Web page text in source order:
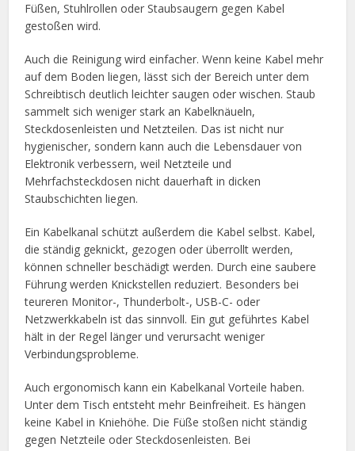
Füßen, Stuhlrollen oder Staubsaugern gegen Kabel
gestoßen wird.
Auch die Reinigung wird einfacher. Wenn keine Kabel mehr
auf dem Boden liegen, lässt sich der Bereich unter dem
Schreibtisch deutlich leichter saugen oder wischen. Staub
sammelt sich weniger stark an Kabelknäueln,
Steckdosenleisten und Netzteilen. Das ist nicht nur
hygienischer, sondern kann auch die Lebensdauer von
Elektronik verbessern, weil Netzteile und
Mehrfachsteckdosen nicht dauerhaft in dicken
Staubschichten liegen.
Ein Kabelkanal schützt außerdem die Kabel selbst. Kabel,
die ständig geknickt, gezogen oder überrollt werden,
können schneller beschädigt werden. Durch eine saubere
Führung werden Knickstellen reduziert. Besonders bei
teureren Monitor-, Thunderbolt-, USB-C- oder
Netzwerkkabeln ist das sinnvoll. Ein gut geführtes Kabel
hält in der Regel länger und verursacht weniger
Verbindungsprobleme.
Auch ergonomisch kann ein Kabelkanal Vorteile haben.
Unter dem Tisch entsteht mehr Beinfreiheit. Es hängen
keine Kabel in Kniehöhe. Die Füße stoßen nicht ständig
gegen Netzteile oder Steckdosenleisten. Bei